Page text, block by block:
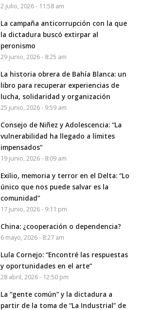
2 julio, 2026 - 11:58 am
La campaña anticorrupción con la que
la dictadura buscó extirpar al
peronismo
29 junio, 2026 - 8:25 am
La historia obrera de Bahía Blanca: un
libro para recuperar experiencias de
lucha, solidaridad y organización
25 junio, 2026 - 9:59 am
Consejo de Niñez y Adolescencia: “La
vulnerabilidad ha llegado a límites
impensados”
19 junio, 2026 - 8:09 am
Exilio, memoria y terror en el Delta: “Lo
único que nos puede salvar es la
comunidad”
17 junio, 2026 - 9:11 pm
China: ¿cooperación o dependencia?
6 mayo, 2026 - 8:27 am
Lula Cornejo: “Encontré las respuestas
y oportunidades en el arte”
28 abril, 2026 - 12:50 pm
La “gente común” y la dictadura a
partir de la toma de “La Industrial” de